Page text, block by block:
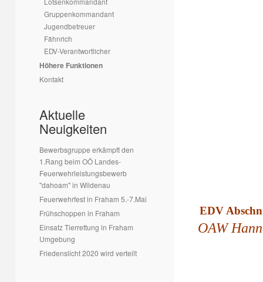
Gruppenkommandant
Jugendbetreuer
Fähnrich
EDV-Verantwortlicher
Höhere Funktionen
Kontakt
Aktuelle
Neuigkeiten
Bewerbsgruppe erkämpft den
1.Rang beim OÖ Landes-
Feuerwehrleistungsbewerb
"dahoam" in Wildenau
Feuerwehrfest in Fraham 5.-7.Mai
Frühschoppen in Fraham
Einsatz Tierrettung in Fraham
Umgebung
Friedenslicht 2020 wird verteilt
EDV
OAW